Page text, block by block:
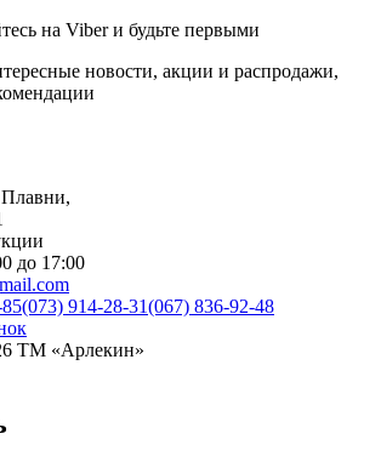
на Viber и будьте первыми
новости, акции и распродажи,
до 17:00
(073) 914-28-31(067) 836-92-48
ТМ «Арлекин»